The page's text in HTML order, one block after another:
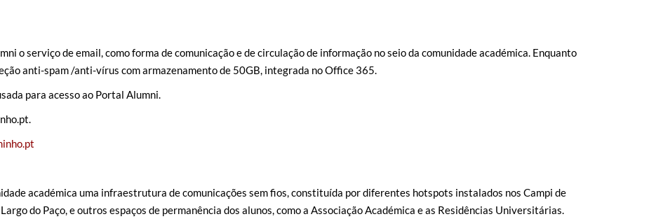
o serviço de email, como forma de comunicação e de circulação de informação no seio da comunidade académica. Enquanto
anti-spam /anti-vírus com armazenamento de 50GB, integrada no Office 365.
para acesso ao Portal Alumni.
académica uma infraestrutura de comunicações sem fios, constituída por difer​entes hotspots instalados nos Campi de
do Paço, e outros espaços de permanência dos alunos, como a Associação Académica e as Residências Universitárias.